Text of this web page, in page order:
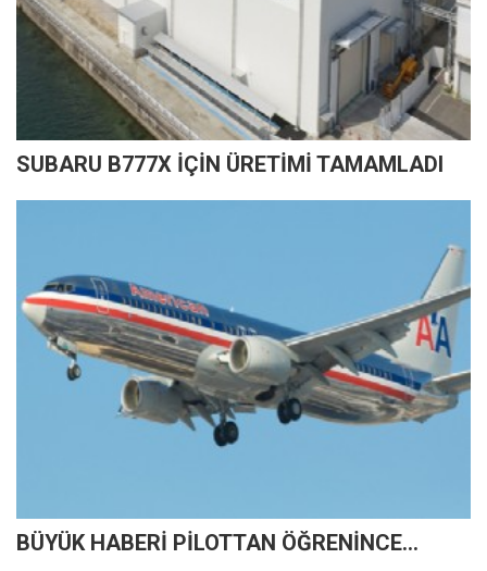
SUBARU B777X İÇİN ÜRETİMİ TAMAMLADI
BÜYÜK HABERİ PİLOTTAN ÖĞRENİNCE...